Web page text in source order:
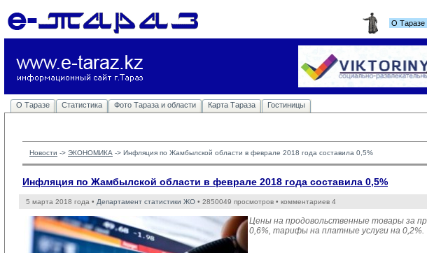
О Таразе
О Таразе Статистика Фото Тараза и области Карта Тараза Гостиницы
Новости -> ЭКОНОМИКА -> Инфляция по Жамбылской области в феврале 2018 года составила 0,5%
Инфляция по Жамбылской области в феврале 2018 года составила 0,5%
5 марта 2018 года • Департамент статистики ЖО • 2850049 просмотров • комментариев 4
Цены на продовольственные товары за
0,6%, тарифы на платные услуги на 0,2%.